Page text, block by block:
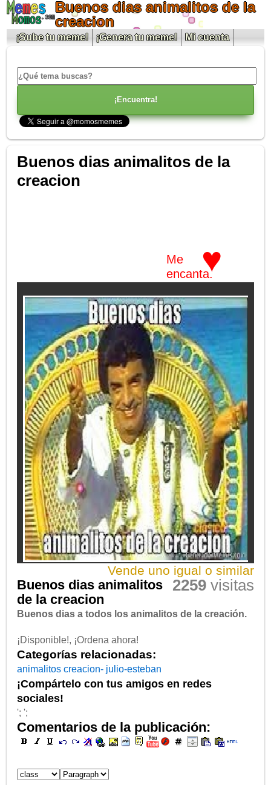
Buenos dias animalitos de la
creacion
¡Sube tu meme! ¡Genera tu meme! Mi cuenta
Buenos dias animalitos de la
creacion
♥
Me
encanta.
Vende uno igual o similar
2259visitas
Buenos dias animalitos
de la creacion
Buenos dias a todos los animalitos de la creación.
¡Disponible!, ¡Ordena ahora!
Categorías relacionadas:
animalitoscreacion- julio-esteban
¡Compártelo con tus amigos en redes
sociales!
'; ';
Comentarios de la publicación: